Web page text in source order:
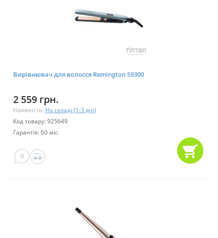
Вирівнювач для волосся Remington S9300
2 559 грн.
Наявність: На складі (1-3 дні)
Код товару: 925649
Гарантія: 60 міс.
0